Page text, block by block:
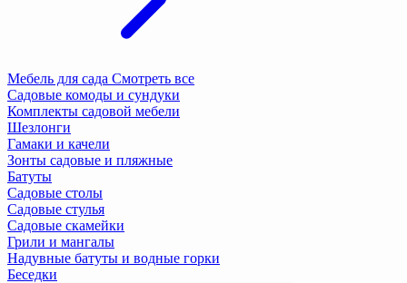
Мебель для сада Смотреть все
Садовые комоды и сундуки
Комплекты садовой мебели
Шезлонги
Гамаки и качели
Зонты садовые и пляжные
Батуты
Садовые столы
Садовые стулья
Садовые скамейки
Грили и мангалы
Надувные батуты и водные горки
Беседки